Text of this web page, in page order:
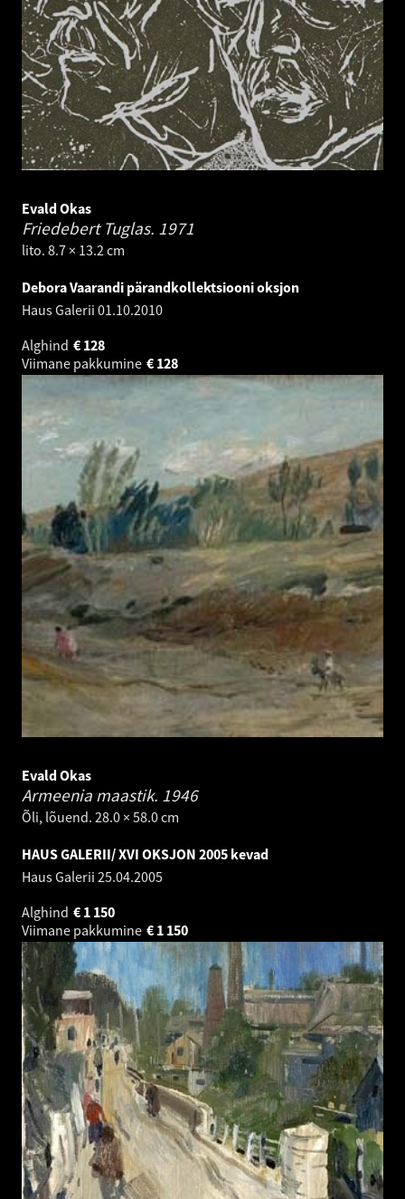
Evald Okas
Friedebert Tuglas. 1971
lito. 8.7 × 13.2 cm
Debora Vaarandi pärandkollektsiooni oksjon
Haus Galerii 01.10.2010
Alghind
128
€
Viimane pakkumine
128
€
Evald Okas
Armeenia maastik. 1946
Õli, lõuend. 28.0 × 58.0 cm
HAUS GALERII/ XVI OKSJON 2005 kevad
Haus Galerii 25.04.2005
Alghind
1 150
€
Viimane pakkumine
1 150
€